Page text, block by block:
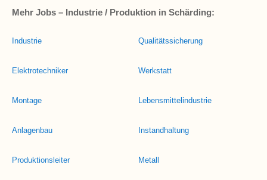
Mehr Jobs – Industrie / Produktion in Schärding:
Industrie
Elektrotechniker
Montage
Anlagenbau
Produktionsleiter
Qualitätssicherung
Werkstatt
Lebensmittelindustrie
Instandhaltung
Metall